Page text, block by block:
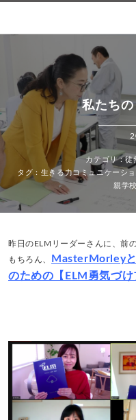
私たちの
徒
生きる力コミュニケーシ
親学
昨日のELMリーダーさんに、前
もちろん、
MasterMorley
のための【ELM勇気づけ